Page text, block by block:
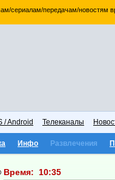
сериалам/передачам/новостям
/ Android Телеканалы
Инфо Развлечения
Время: 10:35